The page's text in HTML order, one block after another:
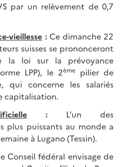
par un relèvement de 0,7
vieillesse :Ce dimanche 22
suisses se prononceront
la loi sur la prévoyance
LPP), le 2èmepilier de
qui concerne les salariés
capitalisation.
: L'un des
plus puissants au monde a
à Lugano (Tessin).
Conseil fédéral envisage de